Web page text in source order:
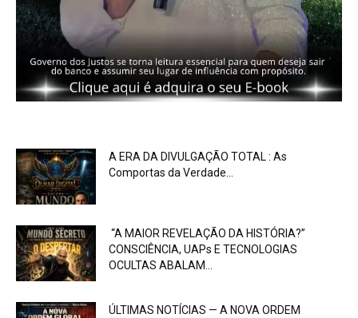
A ERA DA DIVULGAÇÃO TOTAL : As
Comportas da Verdade...
“A MAIOR REVELAÇÃO DA HISTÓRIA?”
CONSCIÊNCIA, UAPs E TECNOLOGIAS
OCULTAS ABALAM...
ÚLTIMAS NOTÍCIAS — A NOVA ORDEM